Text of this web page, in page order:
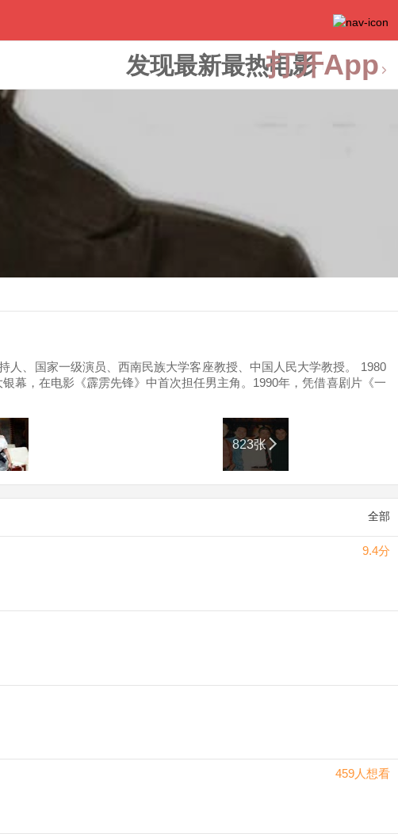
发现最新最热电影打开App
、国家一级演员、西南民族大学客座教授、中国人民大学教授。 1980
幕，在电影《霹雳先锋》中首次担任男主角。1990年，凭借喜剧片《一
1993年上映的古装喜剧片《唐伯虎点秋香》使得周星驰第四次拿到香港
片以2.18亿美元的票房成绩打破华语电影在全球的票房纪录。2016年，
金像奖最佳男主角奖，亚太电影节最佳男主角奖等奖项，入选“中国电
马奖最佳导演等奖项。
823张
全部
9.4分
459人想看